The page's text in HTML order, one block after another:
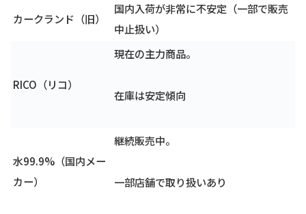
カークランド（旧）
国内入荷が非常に不安定（一部で販売
中止扱い）
RICO（リコ）
現在の主力商品。
在庫は安定傾向
水99.9%（国内メー
カー）
継続販売中。
一部店舗で取り扱いあり